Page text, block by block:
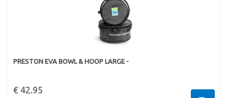
PRESTON EVA BOWL & HOOP LARGE -
€ 42.95